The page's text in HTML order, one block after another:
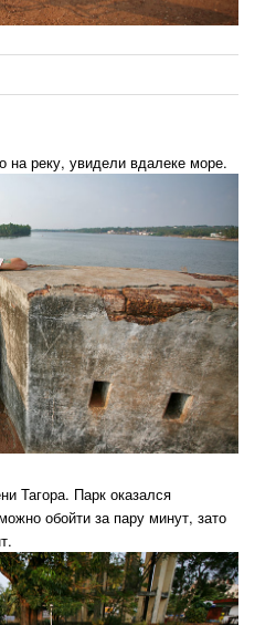
на реку, увидели вдалеке море.
Тагора. Парк оказался
обойти за пару минут, зато